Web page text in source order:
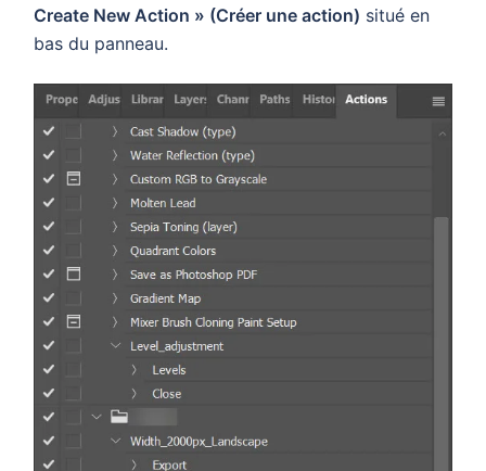
Create New Action » (Créer une action) situé en
bas du panneau.